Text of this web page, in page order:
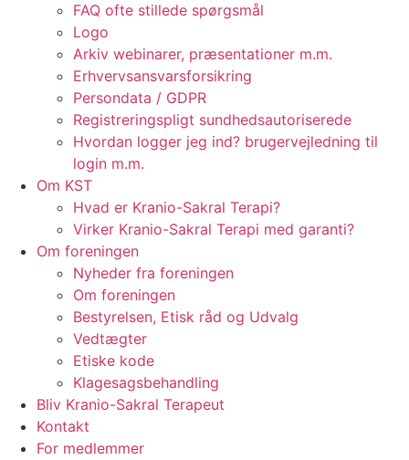
FAQ ofte stillede spørgsmål
Logo
Arkiv webinarer, præsentationer m.m.
Erhvervsansvarsforsikring
Persondata / GDPR
Registreringspligt sundhedsautoriserede
Hvordan logger jeg ind? brugervejledning til
login m.m.
Om KST
Hvad er Kranio-Sakral Terapi?
Virker Kranio-Sakral Terapi med garanti?
Om foreningen
Nyheder fra foreningen
Om foreningen
Bestyrelsen, Etisk råd og Udvalg
Vedtægter
Etiske kode
Klagesagsbehandling
Bliv Kranio-Sakral Terapeut
Kontakt
For medlemmer